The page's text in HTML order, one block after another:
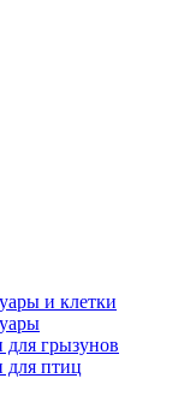
и клетки
для грызунов
для птиц